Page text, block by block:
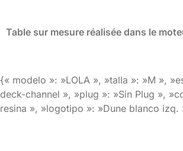
Table sur mesure réalisée dans le
{« modelo »: »LOLA », »talla »: »M »,
deck-channel », »plug »: »Sin Plug »,
resina », »logotipo »: »Dune blanco